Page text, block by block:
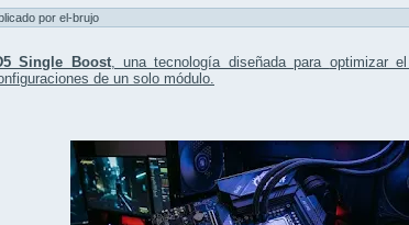
por el-brujo
Single Boost, una tecnología diseñada para optimizar
de un solo módulo